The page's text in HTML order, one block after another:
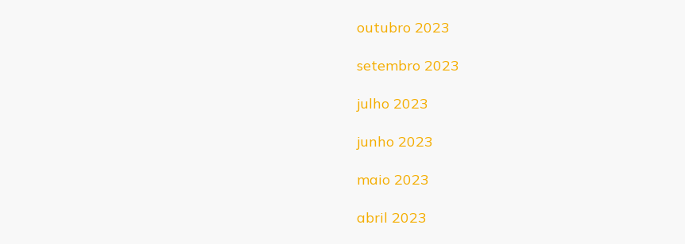
outubro 2023
setembro 2023
julho 2023
junho 2023
maio 2023
abril 2023